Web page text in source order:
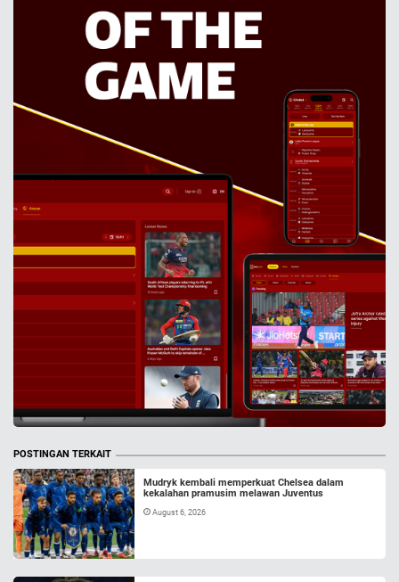
POSTINGAN TERKAIT
Mudryk kembali memperkuat Chelsea dalam
kekalahan pramusim melawan Juventus
August 6, 2026